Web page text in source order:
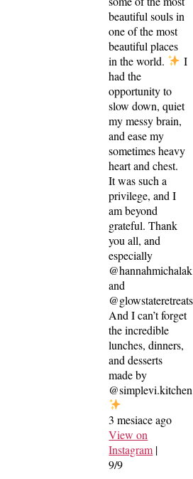
beautiful souls in
one of the most
beautiful places
in the world.
I
had the
opportunity to
slow down, quiet
my messy brain,
and ease my
sometimes heavy
heart and chest.
It was such a
privilege, and I
am beyond
grateful. Thank
you all, and
especially
@hannahmichalak
and
@glowstateretreats
And I can’t forget
the incredible
lunches, dinners,
and desserts
made by
@simplevi.kitchen
3 mesiace ago
View on
Instagram |
9/9